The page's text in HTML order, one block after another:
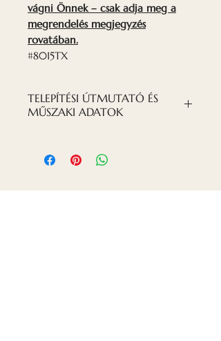
vágni Önnek – csak adja meg a
megrendelés megjegyzés
rovatában.
#8015TX
TELEPÍTÉSI ÚTMUTATÓ ÉS
MŰSZAKI ADATOK